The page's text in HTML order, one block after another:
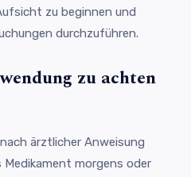
zu beginnen und
durchzuführen.
zu achten
ärztlicher Anweisung
morgens oder